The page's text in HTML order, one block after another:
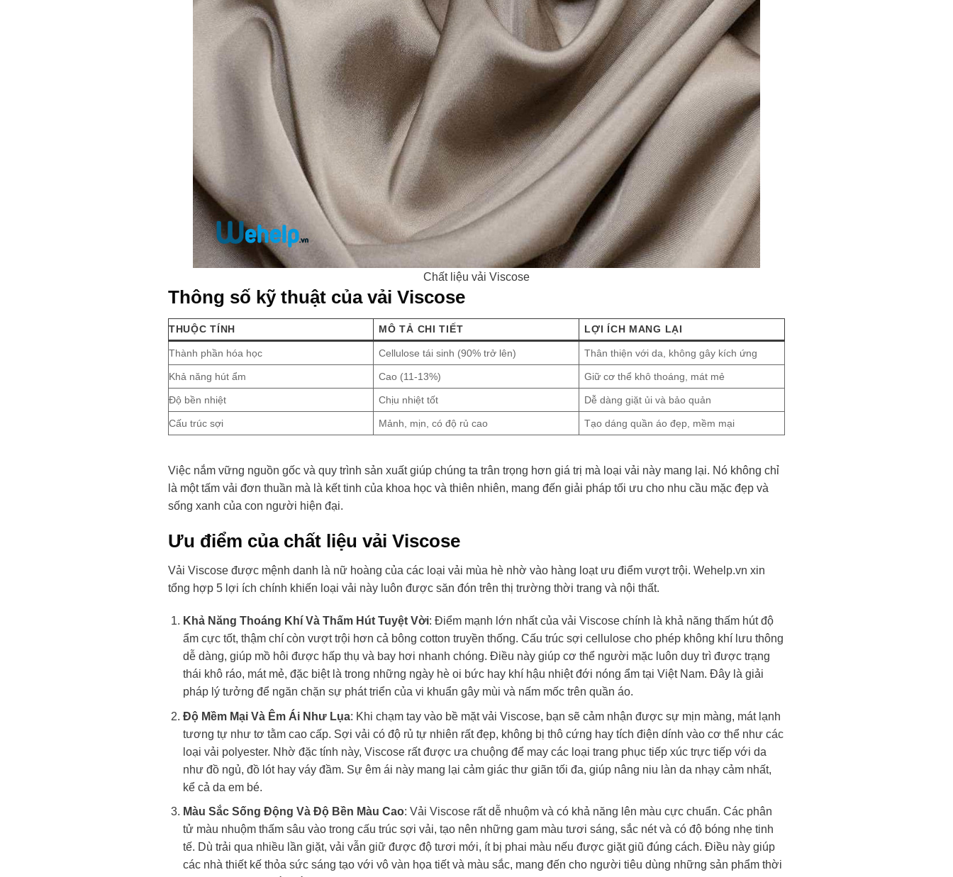
Chất liệu vải Viscose
Thông số kỹ thuật của vải Viscose
THUỘC TÍNH MÔ TẢ CHI TIẾT LỢI ÍCH MANG LẠI
Thành phần hóa học Cellulose tái sinh (90% trở lên) Thân thiện với da, không gây kích ứng
Khả năng hút ẩm Cao (11-13%) Giữ cơ thể khô thoáng, mát mẻ
Độ bền nhiệt Chịu nhiệt tốt Dễ dàng giặt ủi và bảo quản
Cấu trúc sợi Mảnh, mịn, có độ rủ cao Tạo dáng quần áo đẹp, mềm mại
Việc nắm vững nguồn gốc và quy trình sản xuất giúp chúng ta trân trọng hơn giá trị mà loại vải này mang lại. Nó không chỉ
là một tấm vải đơn thuần mà là kết tinh của khoa học và thiên nhiên, mang đến giải pháp tối ưu cho nhu cầu mặc đẹp và
sống xanh của con người hiện đại.
Ưu điểm của chất liệu vải Viscose
Vải Viscose được mệnh danh là nữ hoàng của các loại vải mùa hè nhờ vào hàng loạt ưu điểm vượt trội. Wehelp.vn xin
tổng hợp 5 lợi ích chính khiến loại vải này luôn được săn đón trên thị trường thời trang và nội thất.
Khả Năng Thoáng Khí Và Thấm Hút Tuyệt Vời: Điểm mạnh lớn nhất của vải Viscose chính là khả năng thấm hút độ
ẩm cực tốt, thậm chí còn vượt trội hơn cả bông cotton truyền thống. Cấu trúc sợi cellulose cho phép không khí lưu thông
dễ dàng, giúp mồ hôi được hấp thụ và bay hơi nhanh chóng. Điều này giúp cơ thể người mặc luôn duy trì được trạng
thái khô ráo, mát mẻ, đặc biệt là trong những ngày hè oi bức hay khí hậu nhiệt đới nóng ẩm tại Việt Nam. Đây là giải
pháp lý tưởng để ngăn chặn sự phát triển của vi khuẩn gây mùi và nấm mốc trên quần áo.
Độ Mềm Mại Và Êm Ái Như Lụa: Khi chạm tay vào bề mặt vải Viscose, bạn sẽ cảm nhận được sự mịn màng, mát lạnh
tương tự như tơ tằm cao cấp. Sợi vải có độ rủ tự nhiên rất đẹp, không bị thô cứng hay tích điện dính vào cơ thể như các
loại vải polyester. Nhờ đặc tính này, Viscose rất được ưa chuộng để may các loại trang phục tiếp xúc trực tiếp với da
như đồ ngủ, đồ lót hay váy đầm. Sự êm ái này mang lại cảm giác thư giãn tối đa, giúp nâng niu làn da nhạy cảm nhất,
kể cả da em bé.
Màu Sắc Sống Động Và Độ Bền Màu Cao: Vải Viscose rất dễ nhuộm và có khả năng lên màu cực chuẩn. Các phân
tử màu nhuộm thấm sâu vào trong cấu trúc sợi vải, tạo nên những gam màu tươi sáng, sắc nét và có độ bóng nhẹ tinh
tế. Dù trải qua nhiều lần giặt, vải vẫn giữ được độ tươi mới, ít bị phai màu nếu được giặt giũ đúng cách. Điều này giúp
các nhà thiết kế thỏa sức sáng tạo với vô vàn họa tiết và màu sắc, mang đến cho người tiêu dùng những sản phẩm thời